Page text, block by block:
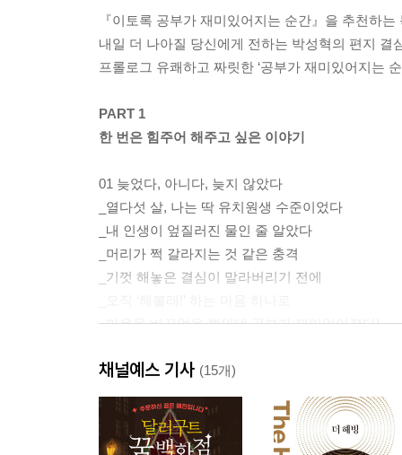
『이토록 공부가 재미있어지는 순간』을 추천하는
내일 더 나아질 당신에게 전하는 박성혁의 편지 결
프롤로그 유쾌하고 짜릿한 ‘공부가 재미있어지는
PART 1
한 번은 힘주어 해주고 싶은 이야기
01 늦었다, 아니다, 늦지 않았다
_열다섯 살, 나는 딱 유치원생 수준이었다
_내 인생이 엎질러진 물인 줄 알았다
_머리가 쩍 갈라지는 것 같은 충격
_기껏 해놓은 결심이 말라버리기 전에
_마음을 바꾸었을 뿐인데 공부가 재미있어졌다!
PART 2
마음을 다지는 순간, 공부는 재미있어진다
채널예스 기사 (15개)